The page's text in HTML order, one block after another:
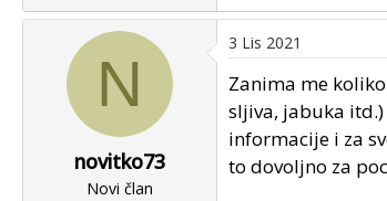
N
novitko73
Novi član
3 Lis 2021
Zanima me
sljiva, jabuka
informacije i za
to dovoljno za